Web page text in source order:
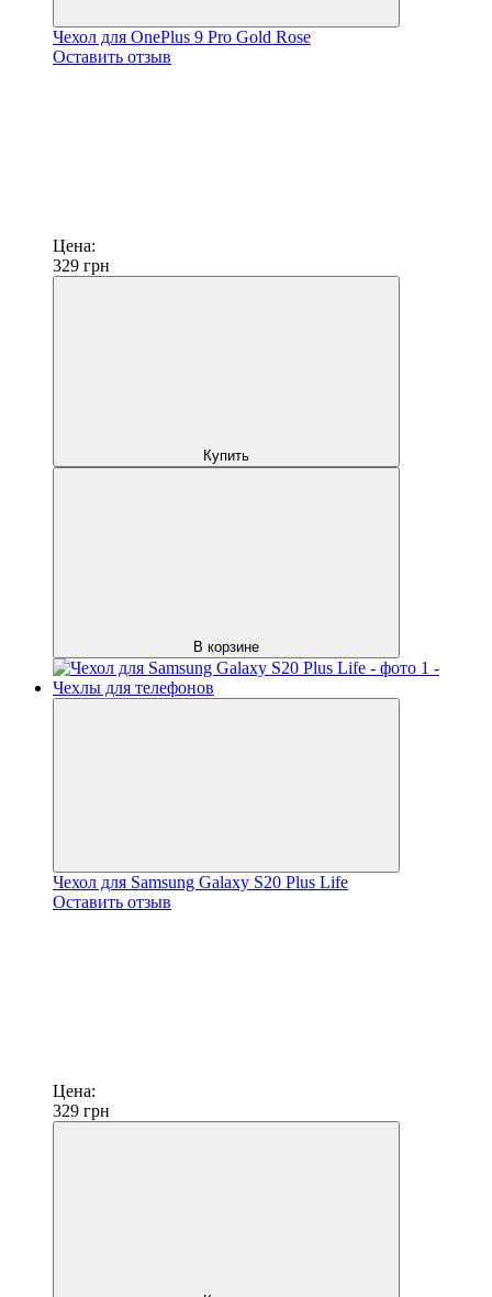
Чехол для OnePlus 9 Pro Gold Rose
Оставить отзыв
Цена:
329 грн
Купить
В корзине
Чехол для Samsung Galaxy S20 Plus Life
Оставить отзыв
Цена:
329 грн